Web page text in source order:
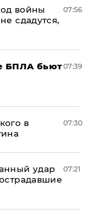
войны
сдадутся,
07:56
БПЛА бьют07:39
в
07:30
удар
07:21